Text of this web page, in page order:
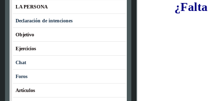
LA PERSONA
Declaración de intenciones
Objetivo
Ejercicios
Chat
Foros
Artículos